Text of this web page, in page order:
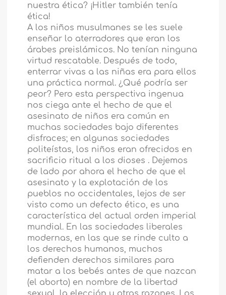
nuestra ética? ¡Hitler también tenía
ética!
A los niños musulmanes se les suele
enseñar lo aterradores que eran los
árabes preislámicos. No tenían ninguna
virtud rescatable. Después de todo,
enterrar vivas a las niñas era para ellos
una práctica normal. ¿Qué podría ser
peor? Pero esta perspectiva ingenua
nos ciega ante el hecho de que el
asesinato de niños era común en
muchas sociedades bajo diferentes
disfraces; en algunas sociedades
politeístas, los niños eran ofrecidos en
sacrificio ritual a los dioses . Dejemos
de lado por ahora el hecho de que el
asesinato y la explotación de los
pueblos no occidentales, lejos de ser
visto como un defecto ético, es una
característica del actual orden imperial
mundial. En las sociedades liberales
modernas, en las que se rinde culto a
los derechos humanos, muchos
defienden derechos similares para
matar a los bebés antes de que nazcan
(el aborto) en nombre de la libertad